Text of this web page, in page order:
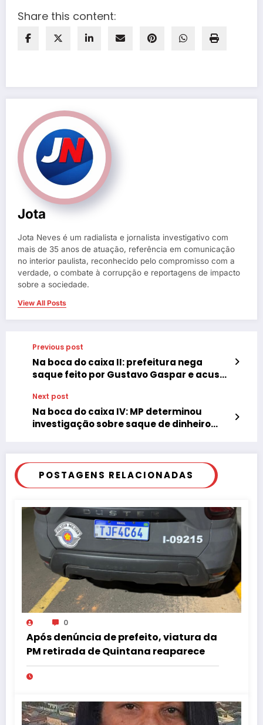
Share this content:
Jota
Jota Neves é um radialista e jornalista investigativo com
mais de 35 anos de atuação, referência em comunicação
no interior paulista, reconhecido pelo compromisso com a
verdade, o combate à corrupção e reportagens de impacto
sobre a sociedade.
View All Posts
Previous post
Na boca do caixa II: prefeitura nega
saque feito por Gustavo Gaspar e acusa
Next post
Na boca do caixa IV: MP determinou
investigação sobre saque de dinheiro
POSTAGENS RELACIONADAS
0
Após denúncia de prefeito, viatura da
PM retirada de Quintana reaparece